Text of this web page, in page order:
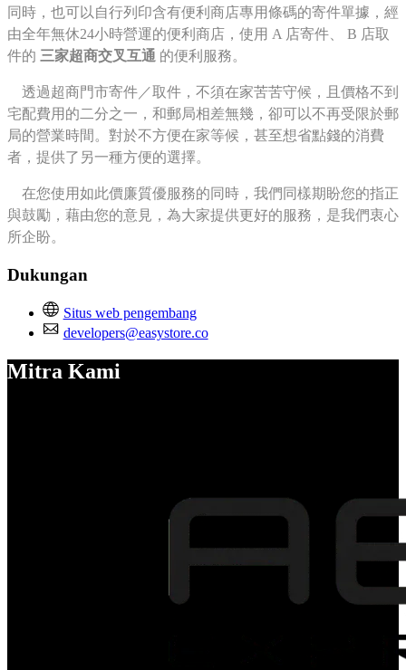
同時，也可以自行列印含有便利商店專用條碼的寄件單據，經
由全年無休24小時營運的便利商店，使用 A 店寄件、 B 店取
件的 三家超商交叉互通 的便利服務。
透過超商門市寄件／取件，不須在家苦苦守候，且價格不到
宅配費用的二分之一，和郵局相差無幾，卻可以不再受限於郵
局的營業時間。對於不方便在家等候，甚至想省點錢的消費
者，提供了另一種方便的選擇。
在您使用如此價廉質優服務的同時，我們同樣期盼您的指正
與鼓勵，藉由您的意見，為大家提供更好的服務，是我們衷心
所企盼。
Dukungan
Situs web pengembang
developers@easystore.co
Mitra Kami